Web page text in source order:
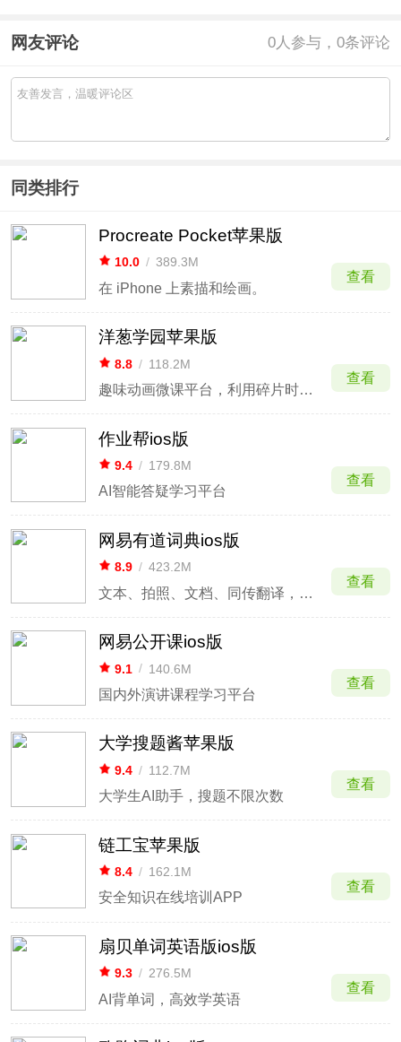
网友评论 0人参与，0条评论
同类排行
Procreate Pocket苹果版
10.0 / 389.3M
在 iPhone 上素描和绘画。
查看
洋葱学园苹果版
8.8 / 118.2M
趣味动画微课平台，利用碎片时间高效掌握考点。
查看
作业帮ios版
9.4 / 179.8M
AI智能答疑学习平台
查看
网易有道词典ios版
8.9 / 423.2M
文本、拍照、文档、同传翻译，支持英语日语韩语等多语种
查看
网易公开课ios版
9.1 / 140.6M
国内外演讲课程学习平台
查看
大学搜题酱苹果版
9.4 / 112.7M
大学生AI助手，搜题不限次数
查看
链工宝苹果版
8.4 / 162.1M
安全知识在线培训APP
查看
扇贝单词英语版ios版
9.3 / 276.5M
AI背单词，高效学英语
查看